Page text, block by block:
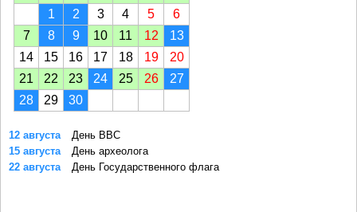
1
2 3 4 5
6
7
8 9 10 11 12
13
14
15 16 17 18 19
20
21
22 23 24 25 26
27
28
29 30
12 августа
День ВВС
15 августа
День археолога
22 августа
День Государственного флага